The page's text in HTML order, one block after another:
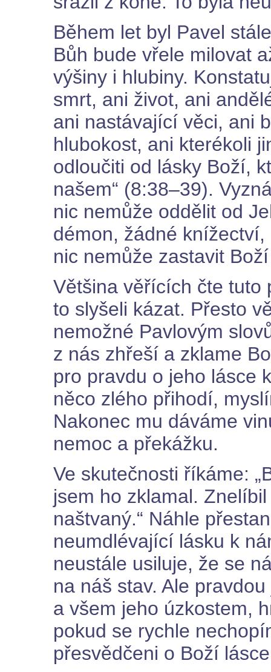
Během let byl Pavel
Bůh bude vřele milovat
výšiny i hlubiny.
smrt, ani život, ani
ani nastávající věci, ani
hlubokost, ani kterékoli
odloučiti od lásky Boží,
našem“ (8:38–39).
nic nemůže oddělit od
démon, žádné
nic nemůže zastavit
Většina věřících čte tuto
to slyšeli kázat. Přesto
nemožné Pavlovým
z nás zhřeší a zklame
pro pravdu o jeho lásce
něco zlého přihodí,
Nakonec mu dáváme
nemoc a překážku.
Ve skutečnosti říkáme:
jsem ho zklamal.
naštvaný.“ Náhle
neumdlévající lásku k
neustále usiluje, že se
na náš stav. Ale
a všem jeho úzkostem,
pokud se rychle
přesvědčeni o Boží